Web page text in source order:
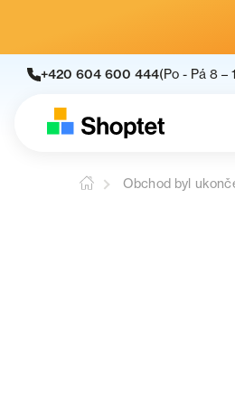
+420 604 600 444(Po - Pá 8 –
Obchod byl